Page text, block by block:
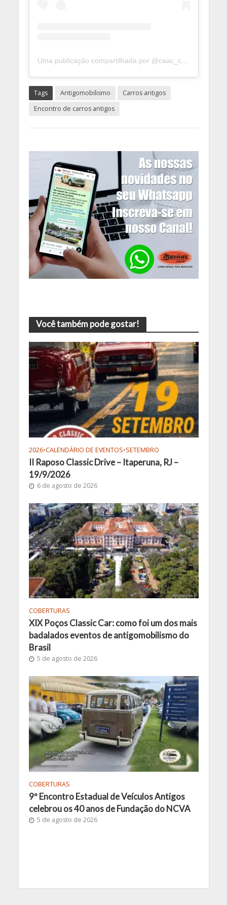
Uma publicação compartilhada por @caac_congonhas
Tags Antigomobilismo
Carros antigos
Encontro de carros antigos
Você também pode gostar!
2026•CALENDÁRIO DE EVENTOS•SETEMBRO
II Raposo Classic Drive – Itaperuna, RJ –
19/9/2026
6 de agosto de 2026
COBERTURAS
XIX Poços Classic Car: como foi um dos mais
badalados eventos de antigomobilismo do
Brasil
5 de agosto de 2026
COBERTURAS
9º Encontro Estadual de Veículos Antigos
celebrou os 40 anos de Fundação do NCVA
5 de agosto de 2026